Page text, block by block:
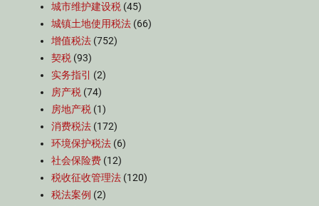
城市维护建设税 (45)
城镇土地使用税法 (66)
增值税法 (752)
契税 (93)
实务指引
(2)
房产税 (74)
房地产税 (1)
消费税法 (172)
环境保护税法 (6)
社会保险费 (12)
税收征收管理法 (120)
税法案例 (2)